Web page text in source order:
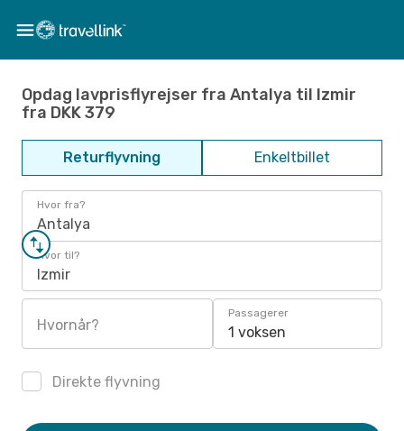
Opdag lavprisflyrejser fra Antalya til Izmir
fra DKK 379
Returflyvning Enkeltbillet
Hvor fra?
Antalya
Hvor til?
Izmir
Hvornår?
Passagerer
1 voksen
Direkte flyvning